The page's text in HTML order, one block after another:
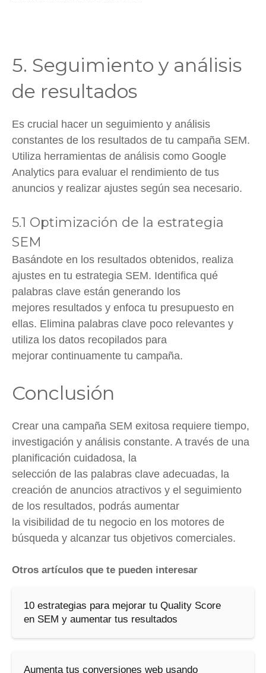
5. Seguimiento y análisis
de resultados
Es crucial hacer un seguimiento y análisis
constantes de los resultados de tu campaña SEM.
Utiliza herramientas de análisis como Google
Analytics para evaluar el rendimiento de tus
anuncios y realizar ajustes según sea necesario.
5.1 Optimización de la estrategia
SEM
Basándote en los resultados obtenidos, realiza
ajustes en tu estrategia SEM. Identifica qué
palabras clave están generando los
mejores resultados y enfoca tu presupuesto en
ellas. Elimina palabras clave poco relevantes y
utiliza los datos recopilados para
mejorar continuamente tu campaña.
Conclusión
Crear una campaña SEM exitosa requiere tiempo,
investigación y análisis constante. A través de una
planificación cuidadosa, la
selección de las palabras clave adecuadas, la
creación de anuncios atractivos y el seguimiento
de los resultados, podrás aumentar
la visibilidad de tu negocio en los motores de
búsqueda y alcanzar tus objetivos comerciales.
Otros artículos que te pueden interesar
10 estrategias para mejorar tu Quality Score
en SEM y aumentar tus resultados
Aumenta tus conversiones web usando